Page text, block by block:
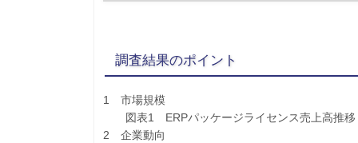
調査結果のポイント
1 市場規模
図表1 ERPパッケージライセンス売上高推移
2 企業動向